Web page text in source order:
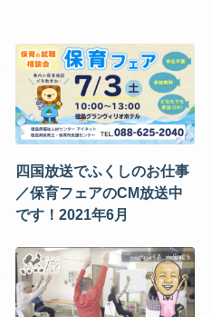
四国放送でふくしのお仕事
／保育フェアのCM放送中
です！2021年6月